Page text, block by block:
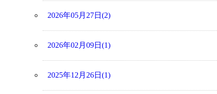
2026年05月27日(2)
2026年02月09日(1)
2025年12月26日(1)